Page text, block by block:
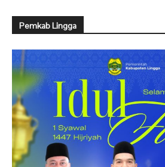
Pemkab Lingga